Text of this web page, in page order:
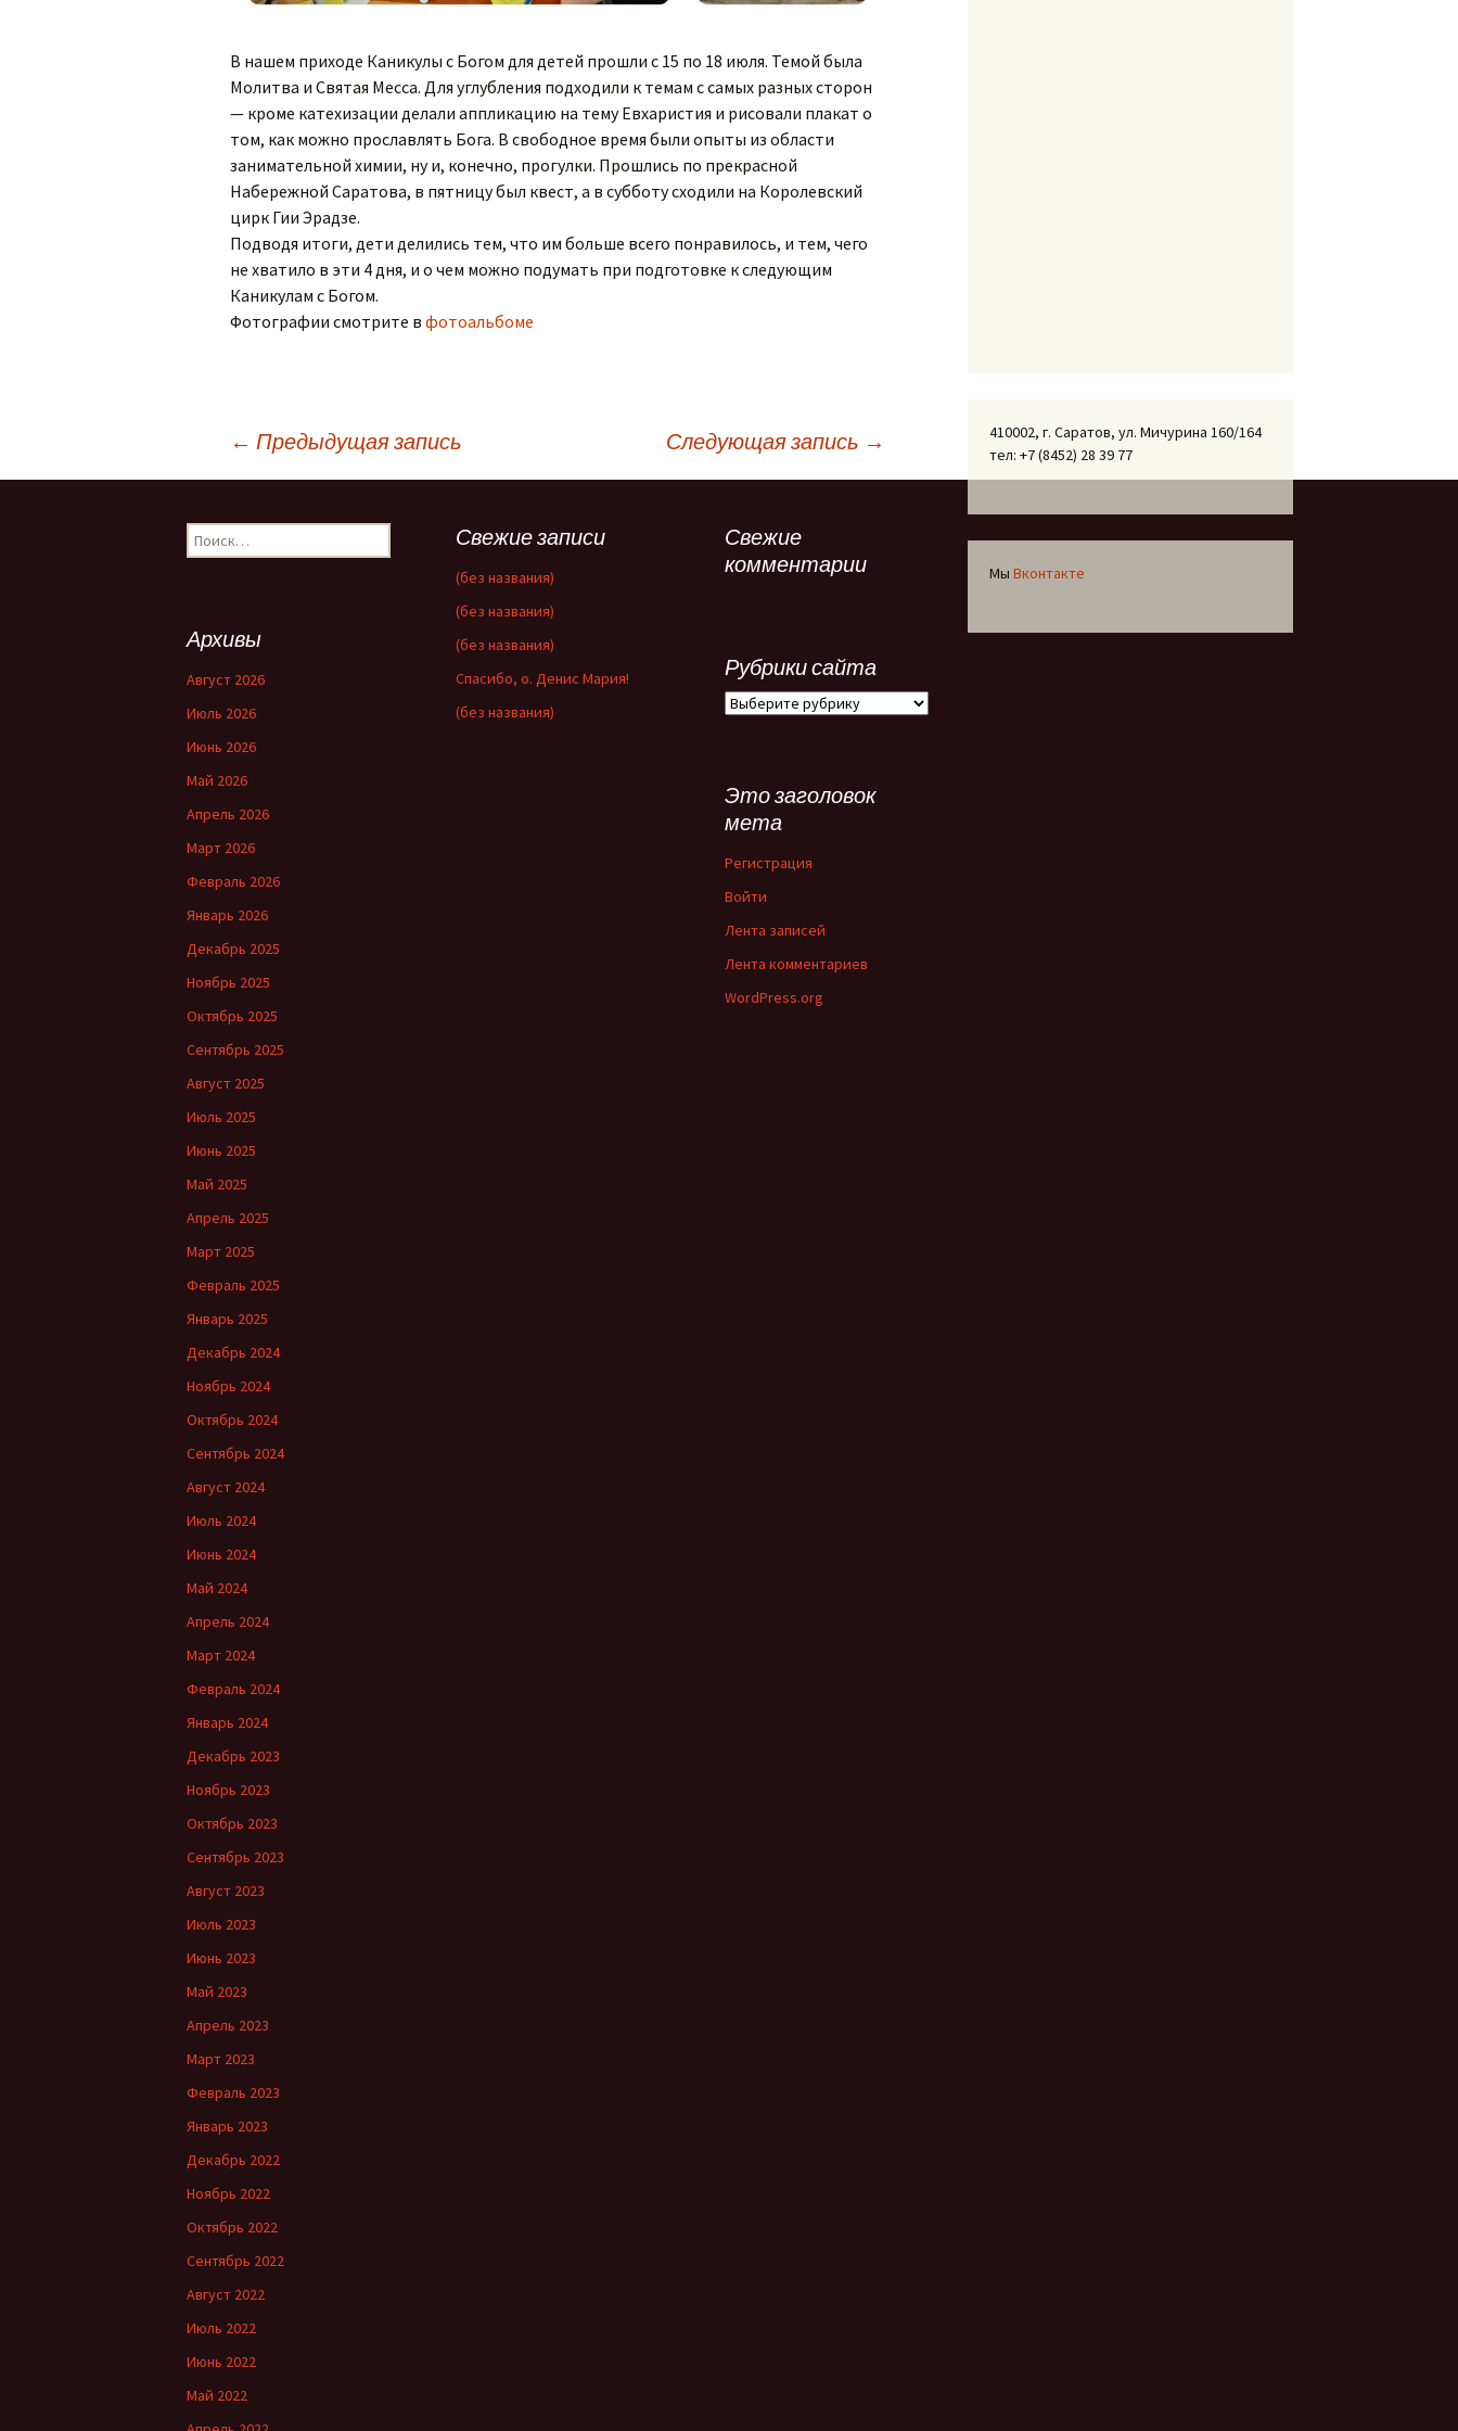
В нашем приходе Каникулы с Богом для детей прошли с 15 по 18 июля. Темой была
Молитва и Святая Месса. Для углубления подходили к темам с самых разных сторон
— кроме катехизации делали аппликацию на тему Евхаристия и рисовали плакат о
том, как можно прославлять Бога. В свободное время были опыты из области
занимательной химии, ну и, конечно, прогулки. Прошлись по прекрасной
Набережной Саратова, в пятницу был квест, а в субботу сходили на Королевский
цирк Гии Эрадзе.
Подводя итоги, дети делились тем, что им больше всего понравилось, и тем, чего
не хватило в эти 4 дня, и о чем можно подумать при подготовке к следующим
Каникулам с Богом.
Фотографии смотрите в фотоальбоме
Навигация
← Предыдущая запись Следующая запись →
410002, г. Саратов, ул. Мичурина 160/164
тел: +7 (8452) 28 39 77
Мы Вконтакте
Найти: Свежие записи
(без названия)
(без названия)
(без названия)
Спасибо, о. Денис Мария!
(без названия)
Свежие
комментарии
Архивы
Август 2026
Июль 2026
Июнь 2026
Май 2026
Апрель 2026
Март 2026
Февраль 2026
Январь 2026
Декабрь 2025
Ноябрь 2025
Октябрь 2025
Сентябрь 2025
Август 2025
Июль 2025
Июнь 2025
Май 2025
Апрель 2025
Март 2025
Февраль 2025
Январь 2025
Декабрь 2024
Ноябрь 2024
Октябрь 2024
Сентябрь 2024
Август 2024
Июль 2024
Июнь 2024
Май 2024
Апрель 2024
Март 2024
Февраль 2024
Январь 2024
Декабрь 2023
Ноябрь 2023
Октябрь 2023
Сентябрь 2023
Август 2023
Июль 2023
Июнь 2023
Май 2023
Апрель 2023
Март 2023
Февраль 2023
Январь 2023
Декабрь 2022
Ноябрь 2022
Октябрь 2022
Сентябрь 2022
Август 2022
Июль 2022
Июнь 2022
Май 2022
Рубрики сайта
Рубрики
Это заголовок
мета
Регистрация
Войти
Лента записей
Лента комментариев
WordPress.org